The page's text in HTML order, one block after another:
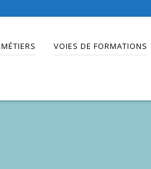
VOIES DE FORMATIONS